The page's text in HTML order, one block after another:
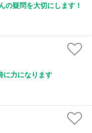
の疑問を大切にします！
に力になります